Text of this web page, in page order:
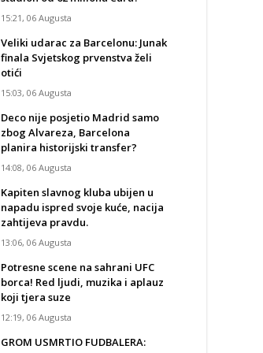
15:21, 06 Augusta
Veliki udarac za Barcelonu: Junak
finala Svjetskog prvenstva želi
otići
15:03, 06 Augusta
Deco nije posjetio Madrid samo
zbog Alvareza, Barcelona
planira historijski transfer?
14:08, 06 Augusta
Kapiten slavnog kluba ubijen u
napadu ispred svoje kuće, nacija
zahtijeva pravdu.
13:06, 06 Augusta
Potresne scene na sahrani UFC
borca! Red ljudi, muzika i aplauz
koji tjera suze
12:19, 06 Augusta
GROM USMRTIO FUDBALERA: